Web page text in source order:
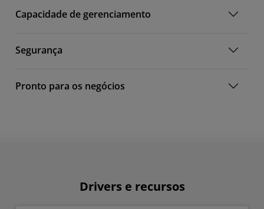
Capacidade de gerenciamento
Segurança
Pronto para os negócios
Drivers e recursos